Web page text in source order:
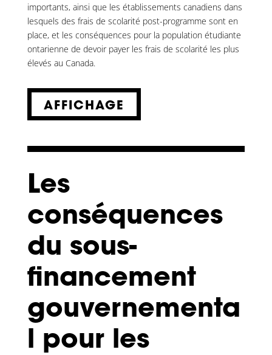
importants, ainsi que les établissements canadiens dans
lesquels des frais de scolarité post-programme sont en
place, et les conséquences pour la population étudiante
ontarienne de devoir payer les frais de scolarité les plus
élevés au Canada.
AFFICHAGE
Les
conséquences
du sous-
financement
gouvernementa
l pour les